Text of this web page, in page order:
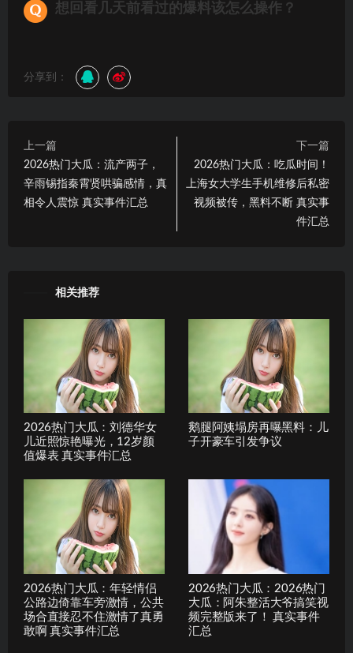
想回看几天前看过的爆料该怎么操作？
分享到：
上一篇
2026热门大瓜：流产两子，
辛雨锡指秦霄贤哄骗感情，真
相令人震惊 真实事件汇总
下一篇
2026热门大瓜：吃瓜时间！
上海女大学生手机维修后私密
视频被传，黑料不断 真实事
件汇总
相关推荐
2026热门大瓜：刘德华女
儿近照惊艳曝光，12岁颜
值爆表 真实事件汇总
鹅腿阿姨塌房再曝黑料：儿
子开豪车引发争议
2026热门大瓜：年轻情侣
公路边倚靠车旁激情，公共
场合直接忍不住激情了真勇
敢啊 真实事件汇总
2026热门大瓜：2026热门
大瓜：阿朱整活大爷搞笑视
频完整版来了！ 真实事件
汇总